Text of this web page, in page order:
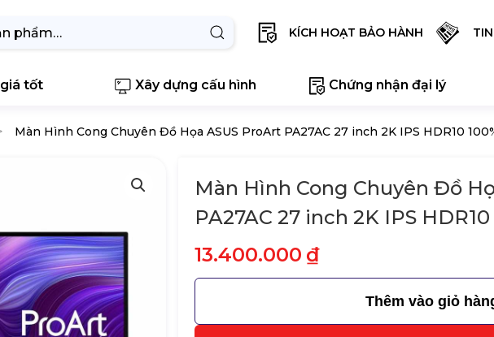
KÍCH HOẠT BẢO HÀNH
tốt Xây dựng cấu hình Chứng nhận đại lý
Màn Hình Cong Chuyên Đồ Họa ASUS ProArt PA27AC 27 inch 2K IPS HDR10
Màn Hình Cong Chuyên Đồ
PA27AC 27 inch 2K IPS
13.400.000 ₫
Thêm vào giỏ